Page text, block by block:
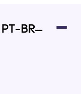
PT-BR